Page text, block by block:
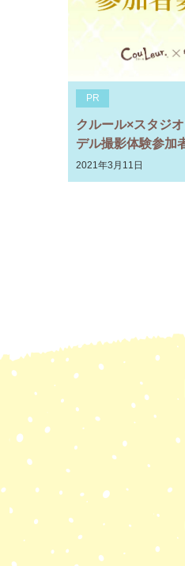
PR
クルール×スタジ
デル撮影体験参加
2021年3月11日